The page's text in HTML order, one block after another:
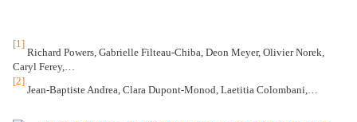
[1]
Richard Powers, Gabrielle Filteau-Chiba, Deon Meyer, Olivier Norek,
Caryl Ferey,…
[2]
Jean-Baptiste Andrea, Clara Dupont-Monod, Laetitia Colombani,…